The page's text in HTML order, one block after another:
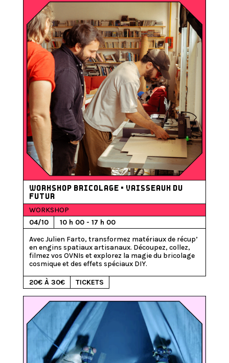
WORKSHOP BRICOLAGE • VAISSEAUX DU
FUTUR
04/10 10 h 00 - 17 h 00
20€ À 30€
WORKSHOP
Avec Julien Farto, transformez matériaux de récup’
en engins spatiaux artisanaux. Découpez, collez,
filmez vos OVNIs et explorez la magie du bricolage
cosmique et des effets spéciaux DIY.
TICKETS